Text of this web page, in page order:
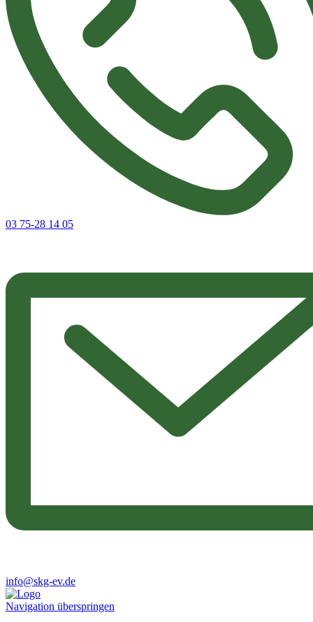
03 75-28 14 05
info@skg-ev.de
Navigation überspringen